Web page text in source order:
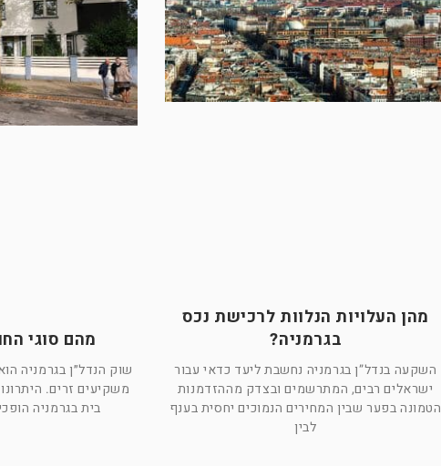
מהן העלויות הנלוות לרכישת נכס
בגרמניה?
השקעה בנדל”ן בגרמניה נחשבת ליעד כדאי עבור
ישראלים רבים, המתרשמים ובצדק מההזדמנות
הטמונה בפער שבין המחירים הנמוכים יחסית בענף
לבין
מהם סוגי
שוק הנדל״ן בגרמניה
משקיעים זרים.
בית בגרמניה